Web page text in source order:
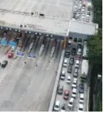
arus balik di ruas Tol